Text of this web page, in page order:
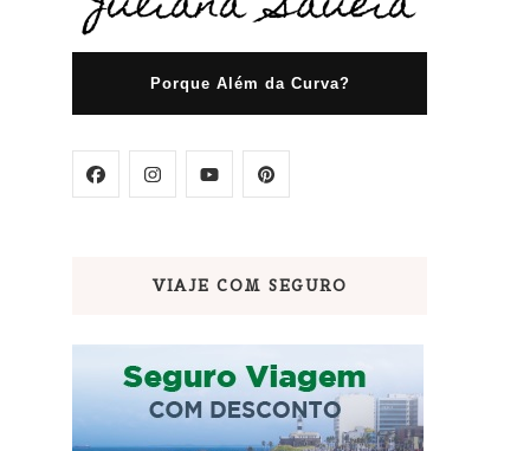
Porque Além da Curva?
VIAJE COM SEGURO